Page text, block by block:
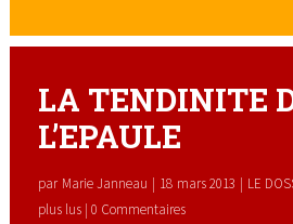
LA TENDINITE
L’EPAULE
par Marie Janneau | 18 mars 2013 | LE
plus lus | 0 Commentaires